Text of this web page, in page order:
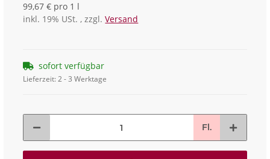
99,67 € pro 1 l
inkl. 19% USt. , zzgl.Versand
sofort verfügbar
Lieferzeit:2 - 3 Werktage
Fl.